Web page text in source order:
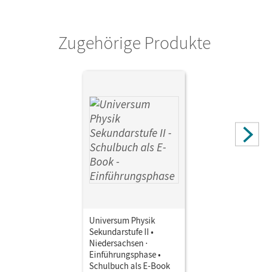
Cornelsen VerlagZugehörige Produkte
Universum Physik
Sekundarstufe II •
Niedersachsen ·
Einführungsphase •
Schulbuch als E-Book